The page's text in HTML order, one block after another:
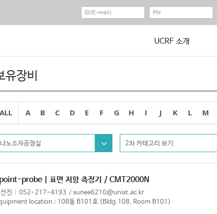
UCRF 소개
유장비
ALL A B C D E F G H I J K L M
나노소자공정실 2차 카테고리 보기
probe | 표면 저항 측정기 / CMT2000N
진 052-217-4193
sunee6210@unist.ac.kr
location : 108동 B101호 (Bldg.108, Room B101)